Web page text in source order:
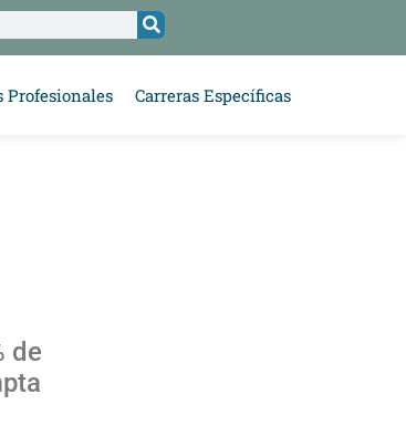
Profesionales Carreras Específicas
de